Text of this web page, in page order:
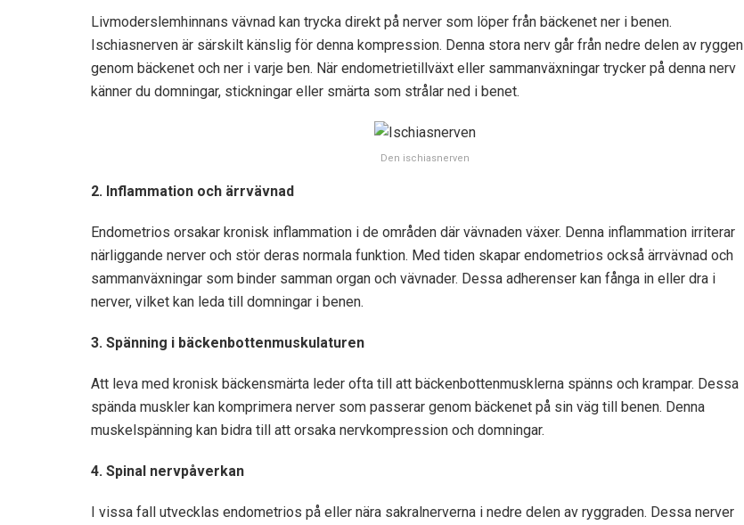
Livmoderslemhinnans vävnad kan trycka direkt på nerver som löper från bäckenet ner i benen.
Ischiasnerven är särskilt känslig för denna kompression. Denna stora nerv går från nedre delen av ryggen
genom bäckenet och ner i varje ben. När endometrietillväxt eller sammanväxningar trycker på denna nerv
känner du domningar, stickningar eller smärta som strålar ned i benet.
Den ischiasnerven
2. Inflammation och ärrvävnad
Endometrios orsakar kronisk inflammation i de områden där vävnaden växer. Denna inflammation irriterar
närliggande nerver och stör deras normala funktion. Med tiden skapar endometrios också ärrvävnad och
sammanväxningar som binder samman organ och vävnader. Dessa adherenser kan fånga in eller dra i
nerver, vilket kan leda till domningar i benen.
3. Spänning i bäckenbottenmuskulaturen
Att leva med kronisk bäckensmärta leder ofta till att bäckenbottenmusklerna spänns och krampar. Dessa
spända muskler kan komprimera nerver som passerar genom bäckenet på sin väg till benen. Denna
muskelspänning kan bidra till att orsaka nervkompression och domningar.
4. Spinal nervpåverkan
I vissa fall utvecklas endometrios på eller nära sakralnerverna i nedre delen av ryggraden. Dessa nerver